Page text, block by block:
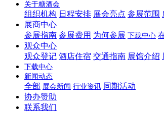
关于糖酒会
组织机构 日程安排 展会亮点 参展范围
展商中心
参展指南 参展费用 为何参展 下载中心
观众中心
观众登记 酒店住宿 交通指南 展馆介绍
下载中心
新闻动态
全部 展会新闻 行业资讯 同期活动
协办赞助
联系我们